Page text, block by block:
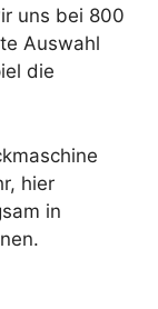
uns bei 800
Auswahl
die
hier
in